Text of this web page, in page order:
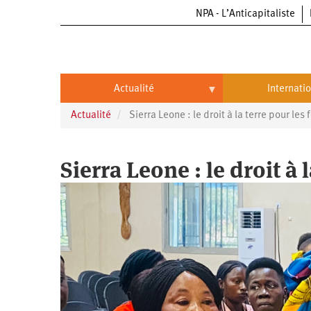
NPA - L’Anticapitaliste
Actualité
Actualité
Entreprises
Entreprises
Automobile
Aéronautique
Commerce
Oppressions
Oppressions
Antiracisme
Féminisme
Éducation
International
Chine
États-
Unis
Continents
Continents
Afrique
Actualité Sierra Leone : le droit à la terre pour les
Sierra Leone : le droit à